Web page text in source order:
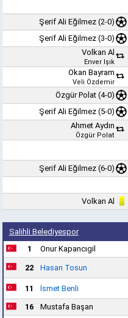
Şerif Ali Eğilmez (2-0)
Şerif Ali Eğilmez (3-0)
Volkan Al
Enver Işık
Okan Bayram
Veli Özdemir
Özgür Polat (4-0)
Şerif Ali Eğilmez (5-0)
Ahmet Aydın
Özgür Polat
Şerif Ali Eğilmez (6-0)
Volkan Al
Salihli Belediyespor
1
Onur Kapancıgil
22 Hasan Tosun
11
İsmet Benli
16
Mustafa Başan